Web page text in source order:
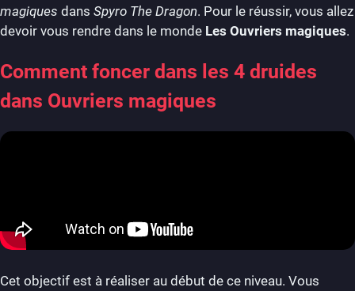
magiques dans Spyro The Dragon. Pour le réussir, vous allez
devoir vous rendre dans le monde Les Ouvriers magiques.
Comment foncer dans les 4 druides
dans Ouvriers magiques
Cet objectif est à réaliser au début de ce niveau. Vous